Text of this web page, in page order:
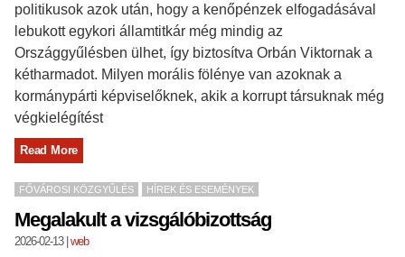
politikusok azok után, hogy a kenőpénzek elfogadásával
lebukott egykori államtitkár még mindig az
Országgyűlésben ülhet, így biztosítva Orbán Viktornak a
kétharmadot. Milyen morális fölénye van azoknak a
kormánypárti képviselőknek, akik a korrupt társuknak még
végkielégítést
Read More
FŐVÁROSI KÖZGYŰLÉS HÍREK ÉS ESEMÉNYEK
Megalakult a vizsgálóbizottság
2026-02-13| web